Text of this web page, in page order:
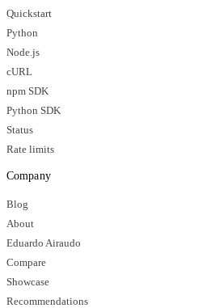
Quickstart
Python
Node.js
cURL
npm SDK
Python SDK
Status
Rate limits
Company
Blog
About
Eduardo Airaudo
Compare
Showcase
Recommendations